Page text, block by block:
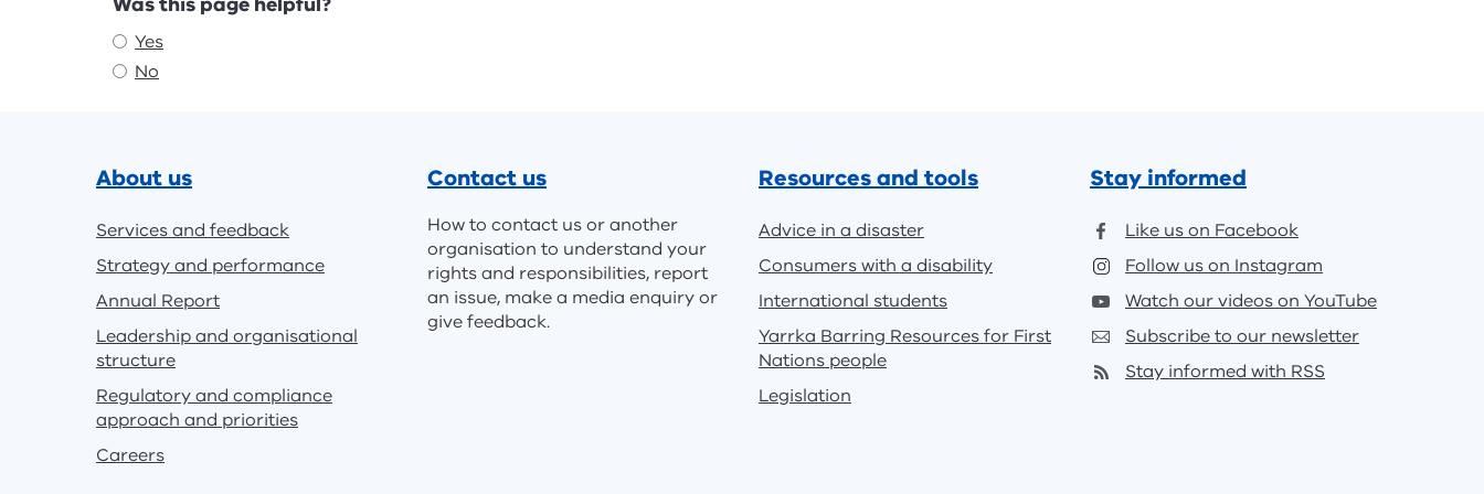
Yes
No
About us
Services and feedback
Strategy and performance
Annual Report
Leadership and organisational
structure
Regulatory and compliance
approach and priorities
Careers
Contact us
How to contact us or another
organisation to understand your
rights and responsibilities, report
an issue, make a media enquiry or
give feedback.
Resources and tools
Advice in a disaster
Consumers with a disability
International students
Yarrka Barring Resources for First
Nations people
Legislation
Stay informed
Like us on Facebook
Follow us on Instagram
Watch our videos on YouTube
Subscribe to our newsletter
Stay informed with RSS